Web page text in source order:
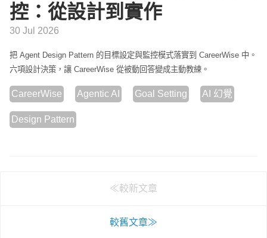
控：從設計到實作
30 Jul 2026
把 Agent Design Pattern 的目標設定與監控模式落實到 CareerWise 中。
六項設計決策，讓 CareerWise 從被動回答變成主動教練。
CareerWise Agentic AI Goal Setting AI 幻覺
Design Pattern
≪較新文章
較舊文章≫